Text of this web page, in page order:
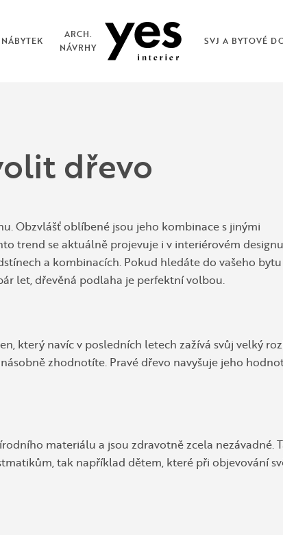
NÁBYTEK
ARCH.
NÁVRHY
SVJ A BYTOVÉ
dřevo
Obzvlášť oblíbené jsou jeho kombinace s jinými
trend se aktuálně projevuje i v interiérovém
a kombinacích. Pokud hledáte do vašeho bytu
let, dřevěná podlaha je perfektní volbou.
který navíc v posledních letech zažívá svůj velký
zhodnotíte. Pravé dřevo navyšuje jeho
materiálu a jsou zdravotně zcela nezávadné.
tak například dětem, které při objevování